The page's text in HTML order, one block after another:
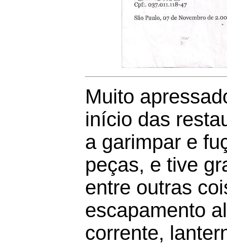
Muito
início das
a garimpar e
peças, e tive
entre outras
escapamento
corrente,